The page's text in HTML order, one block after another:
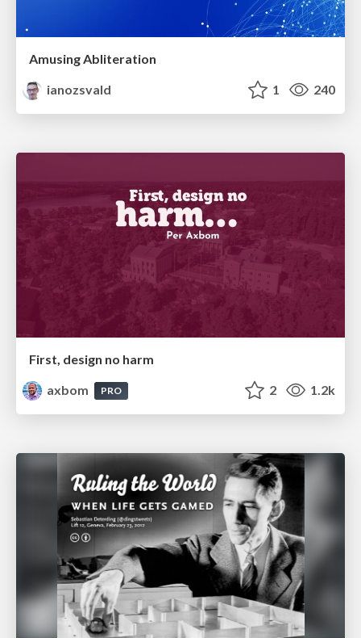
Amusing Abliteration
ianozsvald
1 240
First, design no harm
axbom
PRO 2 1.2k